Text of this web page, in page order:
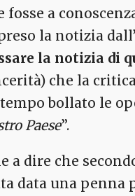
fosse a
la notizia
la notizia di
che la
bollato le
Paese”.
a dire che
data una penna